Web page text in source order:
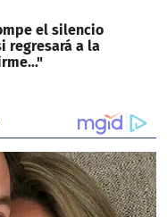
el silencio
regresará a la